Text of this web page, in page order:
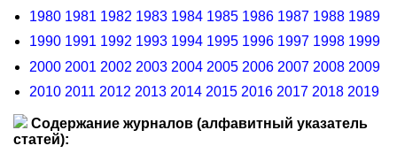
1980 1981 1982 1983 1984 1985 1986 1987 1988 1989
1990 1991 1992 1993 1994 1995 1996 1997 1998 1999
2000 2001 2002 2003 2004 2005 2006 2007 2008 2009
2010 2011 2012 2013 2014 2015 2016 2017 2018 2019
Содержание журналов (алфавитный указатель
статей):